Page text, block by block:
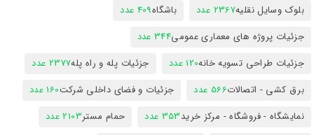
بلوک وسایل نقلیه2367 عدد باشگاه409 عدد
جزئیات پروژه های معماری عمومی344 عدد
جزئیات طراحی تسویه خانه120 عدد جزئیات پله و راه پله2377 عدد
برق کشی - اتصالات566 عدد جزئیات و فضای داخلی شرکت160 عدد
نمایشگاه - فروشگاه - مرکز خرید353 عدد حمام مستر2103 عدد